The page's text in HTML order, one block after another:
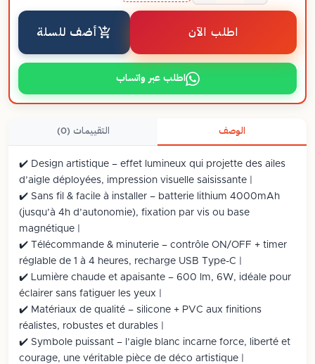
اطلب الآن أضف للسلة
اطلب عبر واتساب
الوصف التقييمات (0)
✔️ Design artistique – effet lumineux qui projette des ailes
d’aigle déployées, impression visuelle saisissante |
✔️ Sans fil & facile à installer – batterie lithium 4000mAh
(jusqu’à 4h d’autonomie), fixation par vis ou base
magnétique |
✔️ Télécommande & minuterie – contrôle ON/OFF + timer
réglable de 1 à 4 heures, recharge USB Type-C |
✔️ Lumière chaude et apaisante – 600 lm, 6W, idéale pour
éclairer sans fatiguer les yeux |
✔️ Matériaux de qualité – silicone + PVC aux finitions
réalistes, robustes et durables |
✔️ Symbole puissant – l’aigle blanc incarne force, liberté et
courage, une véritable pièce de déco artistique |